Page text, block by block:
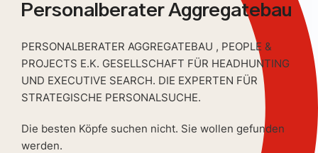
Personalberater Aggregatebau
PERSONALBERATER AGGREGATEBAU , PEOPLE &
PROJECTS E.K. GESELLSCHAFT FÜR HEADHUNTING
UND EXECUTIVE SEARCH. DIE EXPERTEN FÜR
STRATEGISCHE PERSONALSUCHE.
Die besten Köpfe suchen nicht. Sie wollen gefunden
werden.